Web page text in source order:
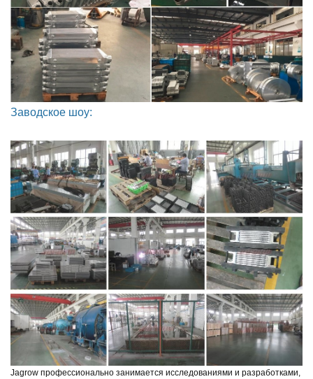
Заводское шоу:
Jagrow профессионально занимается исследованиями и разработками,